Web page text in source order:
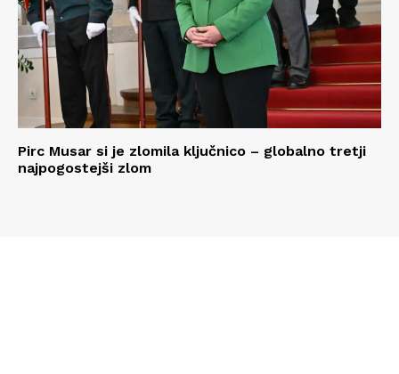
Pirc Musar si je zlomila ključnico – globalno tretji
najpogostejši zlom